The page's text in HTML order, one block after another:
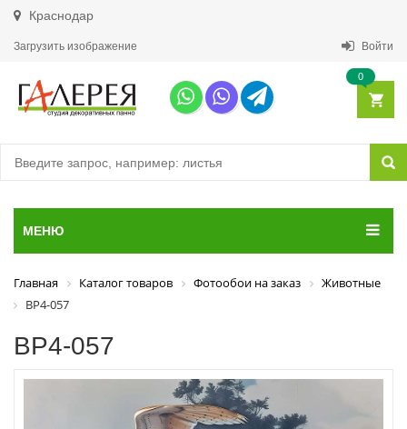
Краснодар
Загрузить изображение Войти
0
МЕНЮ
Главная Каталог товаров Фотообои на заказ
Животные
ВР4-057
ВР4-057